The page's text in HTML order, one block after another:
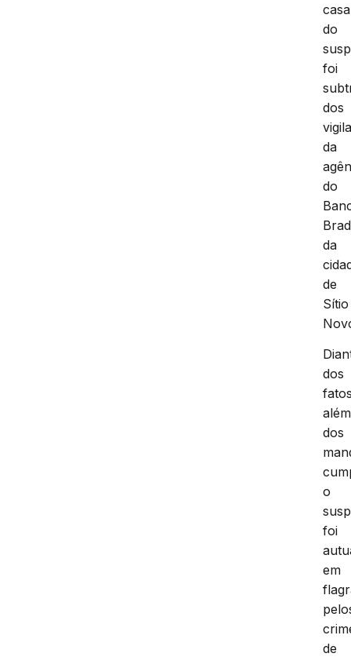
casa
do
foi
dos
da
do
da
de
Sítio
dos
além
dos
o
foi
em
de